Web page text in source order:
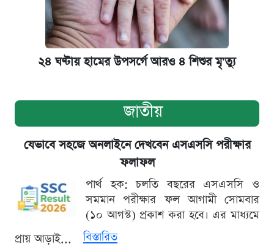
২৪ ঘণ্টায় হামের উপসর্গে আরও ৪ শিশুর মৃ'ত্যু
জাতীয়
যেভাবে সহজে অনলাইনে দেখবেন এসএসসি পরীক্ষার
ফলাফল
পার্থ হক: চলতি বছরের এসএসসি ও
সমমান পরীক্ষার ফল আগামী সোমবার
(১০ আগস্ট) প্রকাশ করা হবে। এর মাধ্যমে
প্রায় আড়াই...
বিস্তারিত